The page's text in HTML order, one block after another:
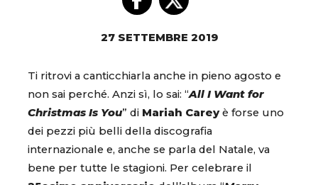
27 SETTEMBRE 2019
Ti ritrovi a canticchiarla anche in pieno agosto e
non sai perché. Anzi sì, lo sai: “All I Want for
Christmas Is You” di Mariah Careyè forse uno
dei pezzi più belli della discografia
internazionale e, anche se parla del Natale, va
bene per tutte le stagioni. Per celebrare il